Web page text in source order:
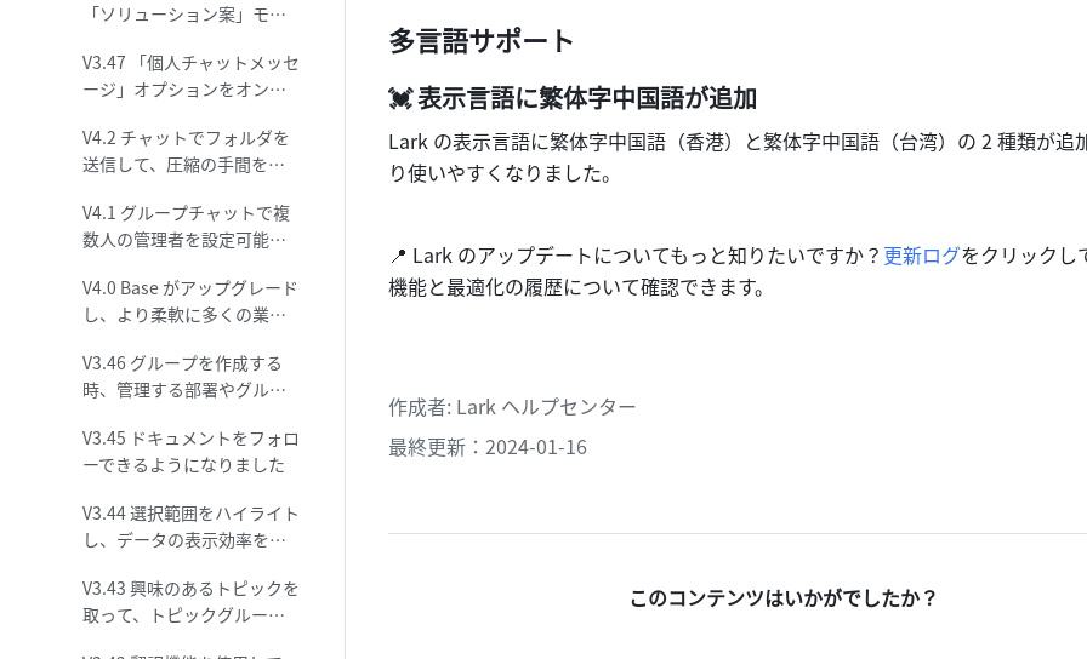
「ソリューション案」モジ
V3.47 「個人チャットメッセ
ージ」オプションをオンに
フィルタリングできます
V4.2 チャットでフォルダを
送信して、圧縮の手間を短
V4.1 グループチャットで複
数人の管理者を設定可能、
V4.0 Base がアップグレード
し、より柔軟に多くの業務
りました
V3.46 グループを作成する
時、管理する部署やグルー
V3.45 ドキュメントをフォロ
ーできるようになりました
V3.44 選択範囲をハイライト
し、データの表示効率を向
V3.43 興味のあるトピックを
取って、トピックグループ
多言語サポート
💓 表示言語に繁体字中国語が追加
Lark の表示言語に繁体字中国語（香港）と繁体字中国語（台湾）の 2 種類が追
り使いやすくなりました。
📍 Lark のアップデートについてもっと知りたいですか？ 更新ログをクリックし
機能と最適化の履歴について確認できます。
作成者: Lark ヘルプセンター
最終更新：2024-01-16
このコンテンツはいかがでしたか？